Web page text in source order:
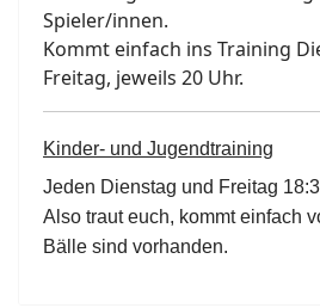
Spieler/innen.
Kommt einfach ins Training
Freitag, jeweils 20 Uhr.
Kinder- und Jugendtraining
Jeden Dienstag und Freitag
Also traut euch, kommt einfach
Bälle sind vorhanden.